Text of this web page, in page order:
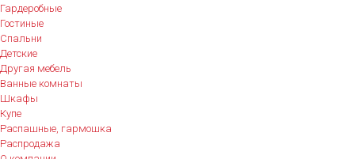
Гардеробные
Гостиные
Спальни
Детские
Другая мебель
Ванные комнаты
Шкафы
Купе
Распашные, гармошка
Распродажа